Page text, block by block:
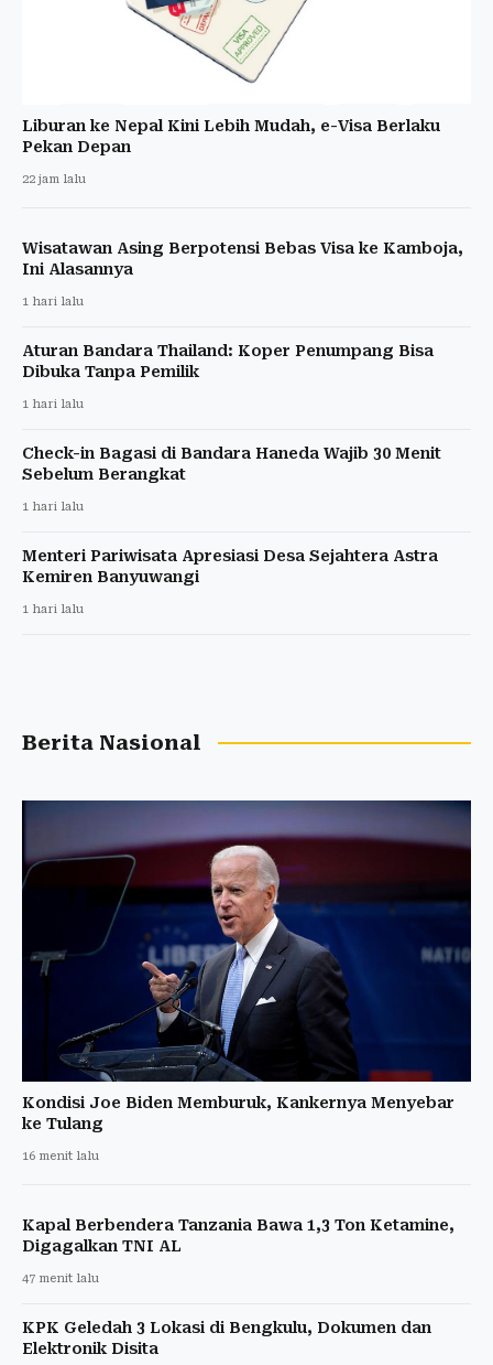
Liburan ke Nepal Kini Lebih Mudah, e-Visa Berlaku
Pekan Depan
22 jam lalu
Wisatawan Asing Berpotensi Bebas Visa ke Kamboja,
Ini Alasannya
1 hari lalu
Aturan Bandara Thailand: Koper Penumpang Bisa
Dibuka Tanpa Pemilik
1 hari lalu
Check-in Bagasi di Bandara Haneda Wajib 30 Menit
Sebelum Berangkat
1 hari lalu
Menteri Pariwisata Apresiasi Desa Sejahtera Astra
Kemiren Banyuwangi
1 hari lalu
Berita Nasional
Kondisi Joe Biden Memburuk, Kankernya Menyebar
ke Tulang
16 menit lalu
Kapal Berbendera Tanzania Bawa 1,3 Ton Ketamine,
Digagalkan TNI AL
47 menit lalu
KPK Geledah 3 Lokasi di Bengkulu, Dokumen dan
Elektronik Disita